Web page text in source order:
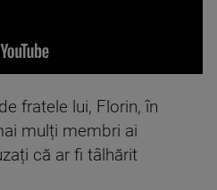
fratele lui, Florin, în
mulți membri ai
că ar fi tâlhărit